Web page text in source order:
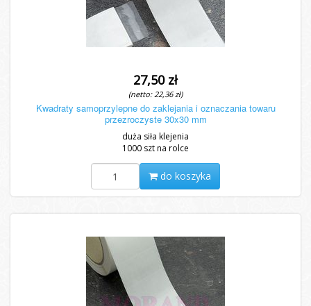
27,50 zł
(netto: 22,36 zł)
Kwadraty samoprzylepne do zaklejania i oznaczania towaru
przezroczyste 30x30 mm
duża siła klejenia
1000 szt na rolce
do koszyka